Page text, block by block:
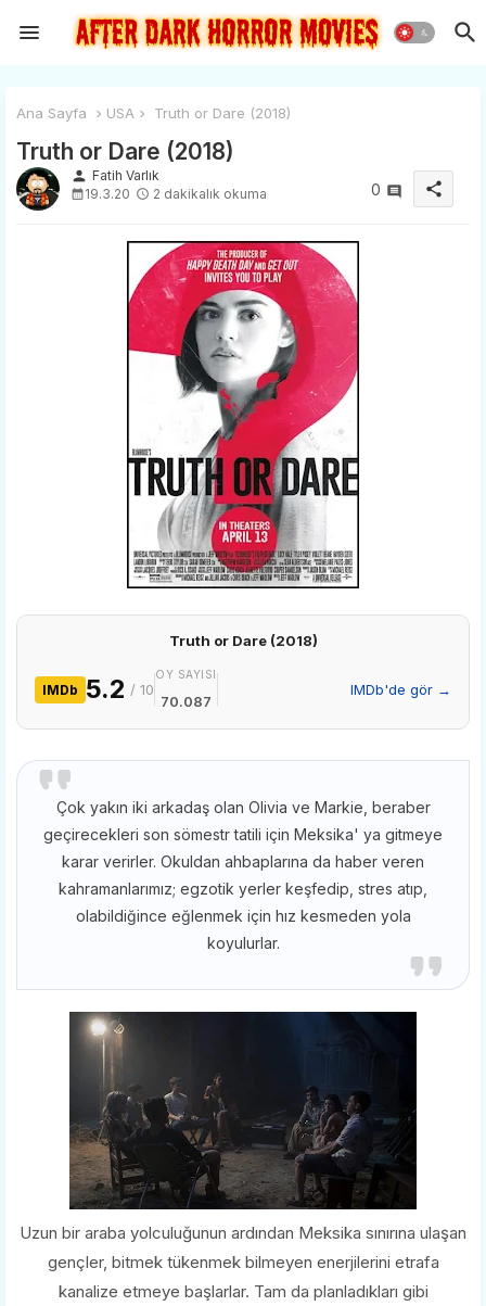
Ana Sayfa USA Truth or Dare (2018)
Truth or Dare (2018)
person Fatih Varlık
19.3.20
2 dakikalık okuma 0 share
Truth or Dare (2018)
IMDb 5.2 / 10
OY SAYISI
70.087
IMDb'de gör →
Çok yakın iki arkadaş olan Olivia ve Markie, beraber
geçirecekleri son sömestr tatili için Meksika' ya gitmeye
karar verirler. Okuldan ahbaplarına da haber veren
kahramanlarımız; egzotik yerler keşfedip, stres atıp,
olabildiğince eğlenmek için hız kesmeden yola
koyulurlar.
Uzun bir araba yolculuğunun ardından Meksika sınırına ulaşan
gençler, bitmek tükenmek bilmeyen enerjilerini etrafa
kanalize etmeye başlarlar. Tam da planladıkları gibi